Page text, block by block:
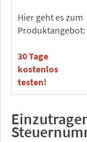
Hier geht es zum
Produktangebot:
30 Tage
kostenlos
testen!